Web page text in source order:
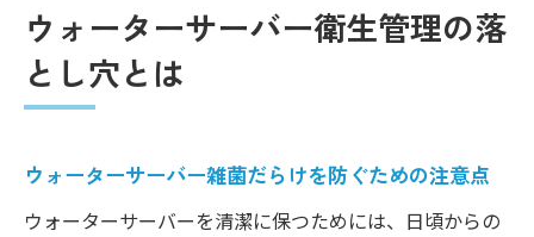
ウォーターサーバー衛生管理の落
とし穴とは
ウォーターサーバー雑菌だらけを防ぐための注意点
ウォーターサーバーを清潔に保つためには、日頃からの